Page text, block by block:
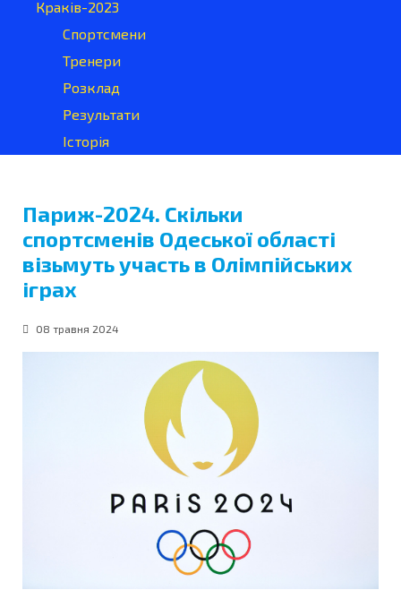
Краків-2023
Спортсмени
Тренери
Розклад
Результати
Історія
Париж-2024. Скільки
спортсменів Одеської області
візьмуть участь в Олімпійських
іграх
08 травня 2024